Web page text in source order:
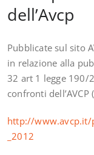
dell’Avcp
Pubblicate sul sito
in relazione alla
32 art 1 legge 190/
confronti dell’AVCP
http://www.avcp.it/
_2012